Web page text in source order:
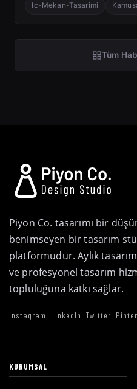
Ic-Mekan-Tasarimi
Tüm
Piyon Co. tasarımı bir
benimseyen bir tasarım
platformudur. Aylık
ve profesyonel tasarım
topluluğuna katkı sağlar.
Instagram LinkedIn Twitter
KURUMSAL